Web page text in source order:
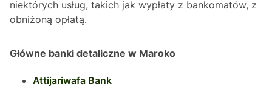
niektórych usług, takich jak wypłaty z bankomatów, z
obniżoną opłatą.
Główne banki detaliczne w Maroko
Attijariwafa Bank